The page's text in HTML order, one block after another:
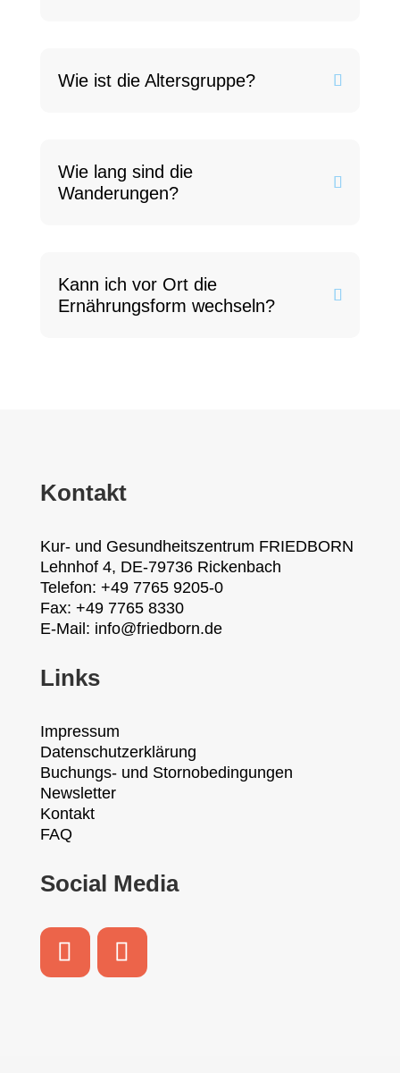
Wie ist die Altersgruppe?
Wie lang sind die
Wanderungen?
Kann ich vor Ort die
Ernährungsform wechseln?
Kontakt
Kur- und Gesundheitszentrum FRIEDBORN
Lehnhof 4, DE-79736 Rickenbach
Telefon: +49 7765 9205-0
Fax: +49 7765 8330
E-Mail: info@friedborn.de
Links
Impressum
Datenschutzerklärung
Buchungs- und Stornobedingungen
Newsletter
Kontakt
FAQ
Social Media